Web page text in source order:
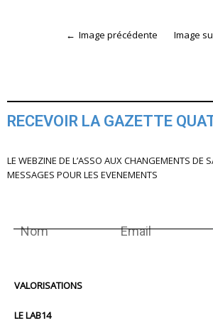
Image précédente Image
RECEVOIR LA GAZETTE
LE WEBZINE DE L’ASSO AUX CHANGEMENTS DE
MESSAGES POUR LES EVENEMENTS
VALORISATIONS
LE LAB14